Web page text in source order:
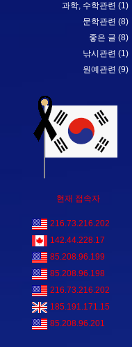
과학, 수학관련 (1)
문학관련 (8)
좋은 글 (8)
낚시관련 (1)
원예관련 (9)
현재 접속자
216.73.216.202
142.44.228.17
85.208.96.199
85.208.96.198
216.73.216.202
185.191.171.15
85.208.96.201